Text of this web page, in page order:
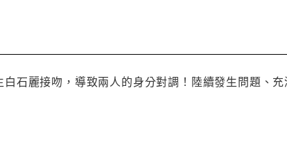
石麗接吻，導致兩人的身分對調！陸續發生問題、